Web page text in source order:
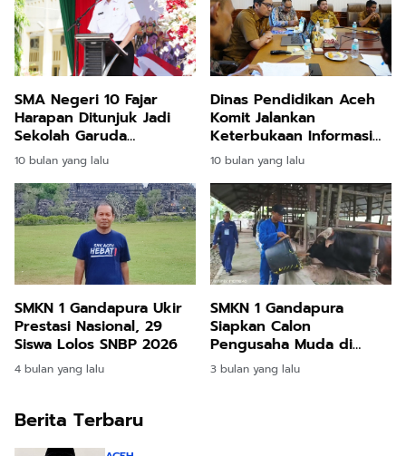
SMA Negeri 10 Fajar
Harapan Ditunjuk Jadi
Sekolah Garuda
Transformasi: Aceh
Menapaki Jejak Sekolah
Unggul Nasional
10 bulan yang lalu
Dinas Pendidikan Aceh
Komit Jalankan
Keterbukaan Informasi
Publik, Komisi Informasi
Lakukan Monev di
Banda Aceh
10 bulan yang lalu
SMKN 1 Gandapura Ukir
Prestasi Nasional, 29
Siswa Lolos SNBP 2026
4 bulan yang lalu
SMKN 1 Gandapura
Siapkan Calon
Pengusaha Muda di
Bidang Peternakan
3 bulan yang lalu
Berita Terbaru